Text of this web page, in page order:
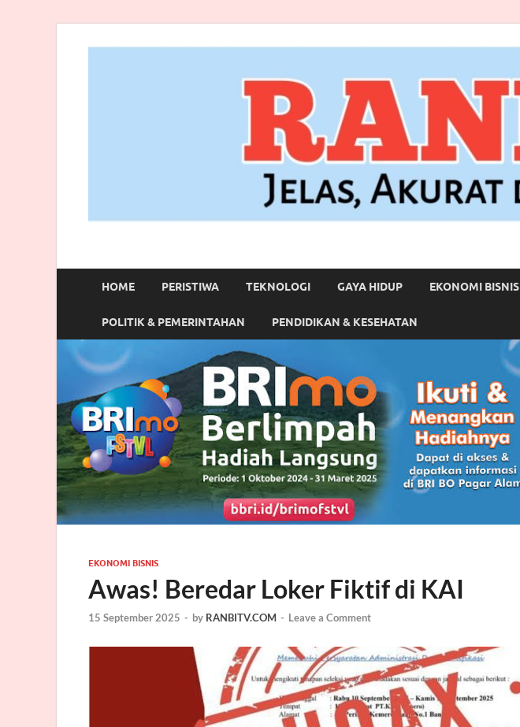
RANBITV.COM
HOME PERISTIWA TEKNOLOGI GAYA HIDUP EKONOMI BISNIS
POLITIK & PEMERINTAHAN PENDIDIKAN & KESEHATAN
EKONOMI BISNIS
Awas! Beredar Loker Fiktif di KAI
15 September 2025 - by RANBITV.COM - Leave a Comment